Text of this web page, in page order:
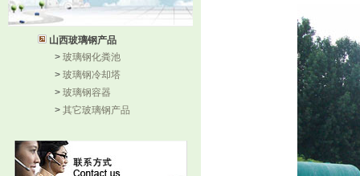
山西玻璃钢产品
> 玻璃钢化粪池
> 玻璃钢冷却塔
> 玻璃钢容器
> 其它玻璃钢产品